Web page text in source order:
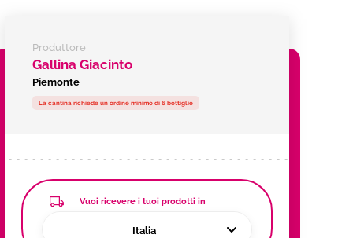
Produttore
Gallina Giacinto
Piemonte
La cantina richiede un ordine minimo di 6 bottiglie
Vuoi ricevere i tuoi prodotti in
Italia